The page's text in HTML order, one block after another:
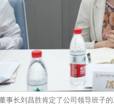
事长刘昌胜肯定了公司领导班子